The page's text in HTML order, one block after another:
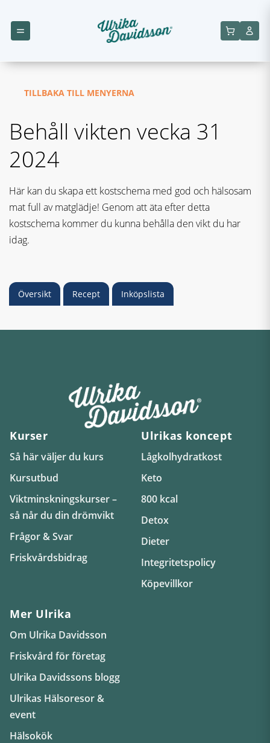
TILLBAKA TILL MENYERNA
Behåll vikten vecka 31
2024
Här kan du skapa ett kostschema med god och hälsosam
mat full av matglädje! Genom att äta efter detta
kostschema kommer du kunna behålla den vikt du har
idag.
Översikt Recept Inköpslista
Kurser
Så här väljer du kurs
Kursutbud
Viktminskningskurser –
så når du din drömvikt
Frågor & Svar
Friskvårdsbidrag
Ulrikas koncept
Lågkolhydratkost
Keto
800 kcal
Detox
Dieter
Integritetspolicy
Köpevillkor
Mer Ulrika
Om Ulrika Davidsson
Friskvård för företag
Ulrika Davidssons blogg
Ulrikas Hälsoresor &
event
Hälsokök